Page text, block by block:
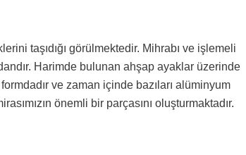
taşıdığı görülmektedir. Mihrabı ve işlemeli
Harimde bulunan ahşap ayaklar üzerinde
ve zaman içinde bazıları alüminyum
önemli bir parçasını oluşturmaktadır.